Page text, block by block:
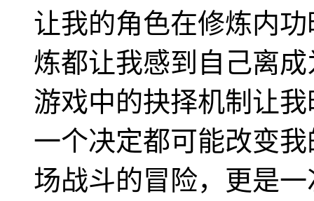
让我的角色在修炼内
炼都让我感到自己离
游戏中的抉择机制让
一个决定都可能改变
场战斗的冒险，更是